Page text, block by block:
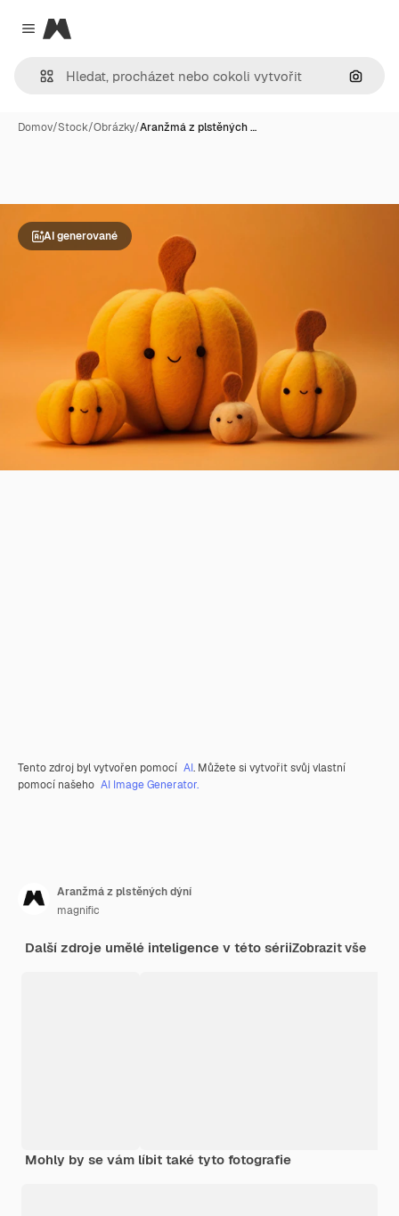
Close menu
Magnific
Hledat
Domov/Stock/Obrázky/Aranžmá z plstěných …
AI generované
Tento zdroj byl vytvořen pomocí AI. Můžete si vytvořit svůj vlastní
pomocí našeho AI Image Generator.
Aranžmá z plstěných dýní
magnific
Další zdroje umělé inteligence v této sériiZobrazit vše
Mohly by se vám líbit také tyto fotografie